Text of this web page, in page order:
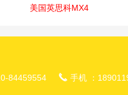
美国英思科MX4
84459554  手机 ：